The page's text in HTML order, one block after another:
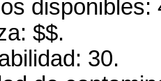
disponibles:
$$.
30.